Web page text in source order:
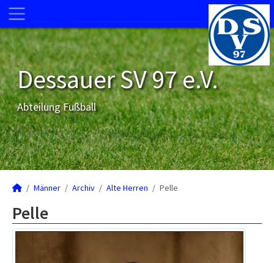
Dessauer SV 97 e.V.
Abteilung Fußball
Männer Archiv Alte Herren Pelle
Pelle